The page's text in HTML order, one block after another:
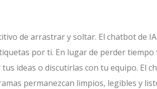
de arrastrar y soltar. El chatbot de
por ti. En lugar de perder
ideas o discutirlas con tu equipo. El
permanezcan limpios, legibles y